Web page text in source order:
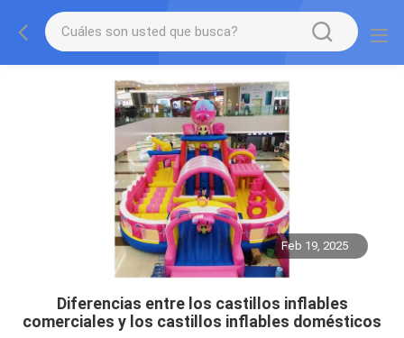
Feb 19, 2025
Diferencias entre los castillos inflables
comerciales y los castillos inflables domésticos